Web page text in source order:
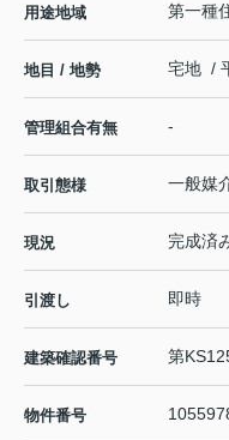
用途地域 第一種
地目 / 地勢 宅地 /
管理組合有無 -
取引態様 一般媒
現況 完成済
引渡し 即時
建築確認番号 第
物件番号